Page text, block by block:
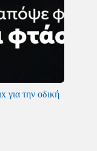
για την οδική